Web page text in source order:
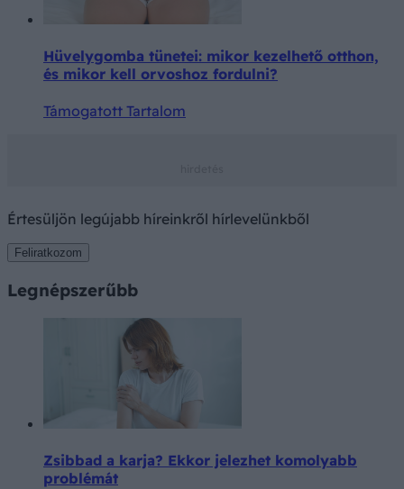
Hüvelygomba tünetei: mikor kezelhető otthon,
és mikor kell orvoshoz fordulni?
Támogatott Tartalom
Értesüljön legújabb híreinkről hírlevelünkből
Feliratkozom
Legnépszerűbb
Zsibbad a karja? Ekkor jelezhet komolyabb
problémát